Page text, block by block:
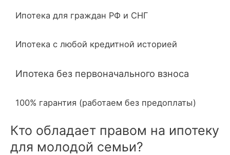
Ипотека для граждан РФ и СНГ
Ипотека с любой кредитной историей
Ипотека без первоначального взноса
100% гарантия (работаем без предоплаты)
Кто обладает правом на ипотеку
для молодой семьи?